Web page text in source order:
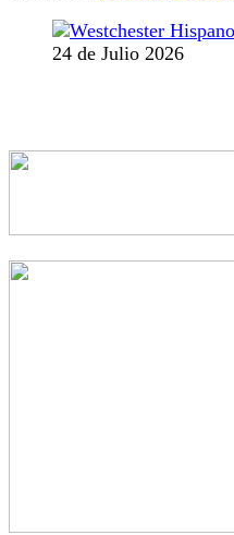
24 de Julio 2026